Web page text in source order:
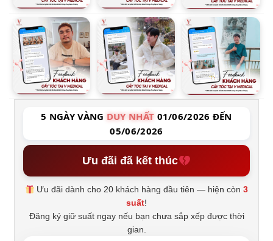
5 NGÀY VÀNG DUY NHẤT 01/06/2026 ĐẾN
05/06/2026
Ưu đãi đã kết thúc
Ưu đãi dành cho 20 khách hàng đầu tiên — hiện còn3
suất!
Đăng ký giữ suất ngay nếu bạn chưa sắp xếp được thời
gian.